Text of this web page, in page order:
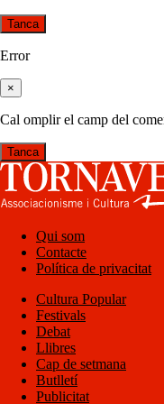
Tanca
Error
×
Cal omplir el camp del
Tanca
Qui som
Contacte
Política de privacitat
Cultura Popular
Festivals
Debat
Llibres
Cap de setmana
Butlletí
Publicitat